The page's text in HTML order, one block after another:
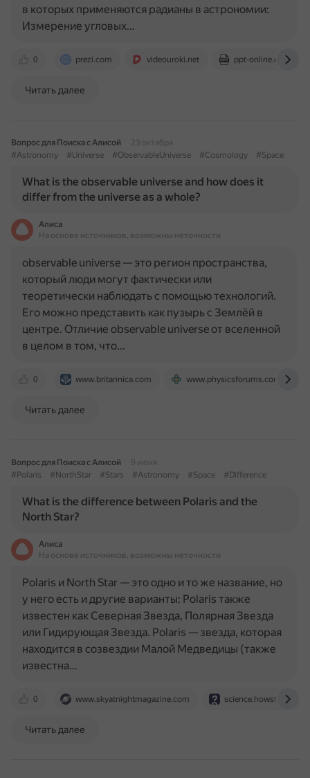
0 prezi.com videouroki.net ppt-online.org
в которых применяются радианы в астрономии:
Измерение угловых…
Читать далее
Вопрос для Поиска с Алисой
23 октября
#Astronomy
#Universe #ObservableUniverse #Cosmology #Space
What is the observable universe and how does it
differ from the universe as a whole?
Алиса
На основе источников, возможны неточности
0 www.britannica.com www.physicsforums.com
observable universe — это регион пространства,
который люди могут фактически или
теоретически наблюдать с помощью технологий.
Его можно представить как пузырь с Землёй в
центре. Отличие observable universe от вселенной
в целом в том, что…
Читать далее
Вопрос для Поиска с Алисой
9 июня
#Polaris
#NorthStar #Stars #Astronomy #Space #Difference
What is the difference between Polaris and the
North Star?
Алиса
На основе источников, возможны неточности
0 www.skyatnightmagazine.com
Polaris и North Star — это одно и то же название, но
у него есть и другие варианты: Polaris также
известен как Северная Звезда, Полярная Звезда
или Гидирующая Звезда. Polaris — звезда, которая
находится в созвездии Малой Медведицы (также
известна…
Читать далее